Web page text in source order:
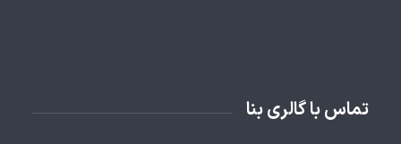
تماس با گالری بنا